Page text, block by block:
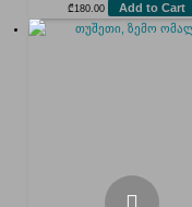
₾180.00 Add to Cart